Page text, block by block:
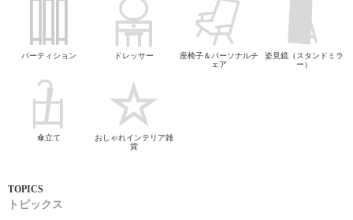
パーティション ドレッサー
座椅子＆パーソナルチ
ェア
姿見鏡（スタンドミラ
ー）
傘立て
おしゃれインテリア雑
貨
トピックス